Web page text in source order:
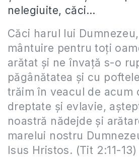
nelegiuite, căci…
Căci harul lui
mântuire pentru toţi
arătat şi ne învaţă s-o
păgânătatea şi cu
trăim în veacul de acum
dreptate şi evlavie,
noastră nădejde şi
marelui nostru
Isus Hristos. (Tit 2:11-13)